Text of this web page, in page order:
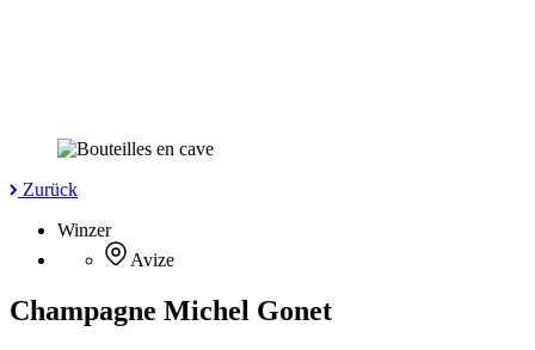
Zurück
Winzer
Avize
Champagne Michel Gonet